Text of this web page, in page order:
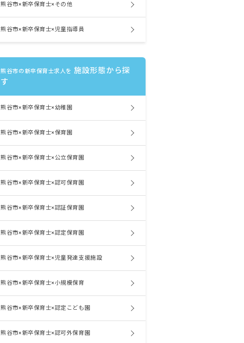
熊谷市×新卒保育士×その他
熊谷市×新卒保育士×児童指導員
熊谷市の新卒保育士求人を 施設形態から探
す
熊谷市×新卒保育士×幼稚園
熊谷市×新卒保育士×保育園
熊谷市×新卒保育士×公立保育園
熊谷市×新卒保育士×認可保育園
熊谷市×新卒保育士×認証保育園
熊谷市×新卒保育士×認定保育園
熊谷市×新卒保育士×児童発達支援施設
熊谷市×新卒保育士×小規模保育
熊谷市×新卒保育士×認定こども園
熊谷市×新卒保育士×認可外保育園